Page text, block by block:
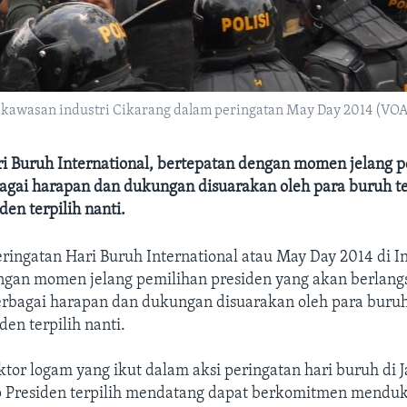
industri Cikarang dalam peringatan May Day 2014
Buruh International, bertepatan dengan momen jelang
harapan dan dukungan disuarakan oleh para buruh
terpilih nanti.
Hari Buruh International atau May Day 2014 di
momen jelang pemilihan presiden yang akan
harapan dan dukungan disuarakan oleh para
terpilih nanti.
logam yang ikut dalam aksi peringatan hari buruh di
terpilih mendatang dapat berkomitmen